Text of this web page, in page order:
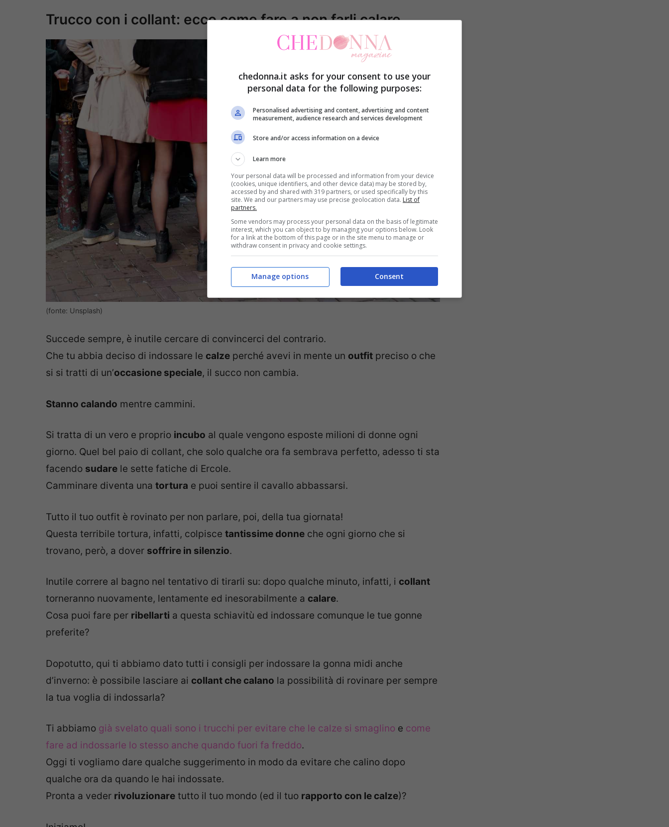
Trucco con i collant: ecco come fare a non farli calare
(fonte: Unsplash)
Succede sempre, è inutile cercare di convincerci del contrario.
Che tu abbia deciso di indossare le calze perché avevi in mente un outfit preciso o che
si si tratti di un’occasione speciale, il succo non cambia.
Stanno calando mentre cammini.
Si tratta di un vero e proprio incubo al quale vengono esposte milioni di donne ogni
giorno. Quel bel paio di collant, che solo qualche ora fa sembrava perfetto, adesso ti sta
facendo sudare le sette fatiche di Ercole.
Camminare diventa una tortura e puoi sentire il cavallo abbassarsi.
Tutto il tuo outfit è rovinato per non parlare, poi, della tua giornata!
Questa terribile tortura, infatti, colpisce tantissime donne che ogni giorno che si
trovano, però, a dover soffrire in silenzio.
Inutile correre al bagno nel tentativo di tirarli su: dopo qualche minuto, infatti, i collant
torneranno nuovamente, lentamente ed inesorabilmente a calare.
Cosa puoi fare per ribellarti a questa schiavitù ed indossare comunque le tue gonne
preferite?
Dopotutto, qui ti abbiamo dato tutti i consigli per indossare la gonna midi anche
d’inverno: è possibile lasciare ai collant che calano la possibilità di rovinare per sempre
la tua voglia di indossarla?
Ti abbiamo già svelato quali sono i trucchi per evitare che le calze si smaglino e come
fare ad indossarle lo stesso anche quando fuori fa freddo.
Oggi ti vogliamo dare qualche suggerimento in modo da evitare che calino dopo
qualche ora da quando le hai indossate.
Pronta a veder rivoluzionare tutto il tuo mondo (ed il tuo rapporto con le calze)?
chedonna.it asks for your consent to use your
personal data for the following purposes:
Personalised advertising and content, advertising and content
measurement, audience research and services development
Store and/or access information on a device
Learn more
Your personal data will be processed and information from your device
(cookies, unique identifiers, and other device data) may be stored by,
accessed by and shared with 319 partners, or used specifically by this
site. We and our partners may use precise geolocation data. List of
partners.
Some vendors may process your personal data on the basis of legitimate
interest, which you can object to by managing your options below. Look
for a link at the bottom of this page or in the site menu to manage or
withdraw consent in privacy and cookie settings.
Consent
Manage options